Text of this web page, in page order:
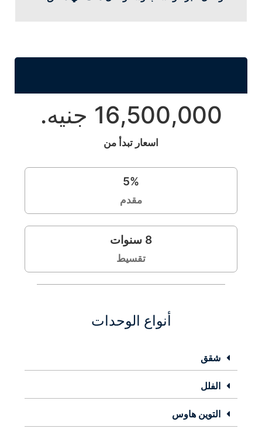
16,500,000 جنيه.
اسعار تبدأ من
5%
مقدم
8 سنوات
تقسيط
أنواع الوحدات
شقق
الفلل
التوين هاوس